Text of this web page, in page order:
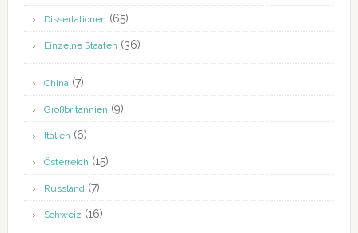
Dissertationen (65)
Einzelne Staaten (36)
China(7)
Großbritannien (9)
Italien (6)
Österreich (15)
Russland(7)
Schweiz (16)